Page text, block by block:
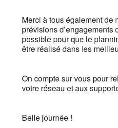
Merci à tous également de
prévisions d’engagements
possible pour que le
être réalisé dans les
On compte sur vous pour
votre réseau et aux
Belle journée !